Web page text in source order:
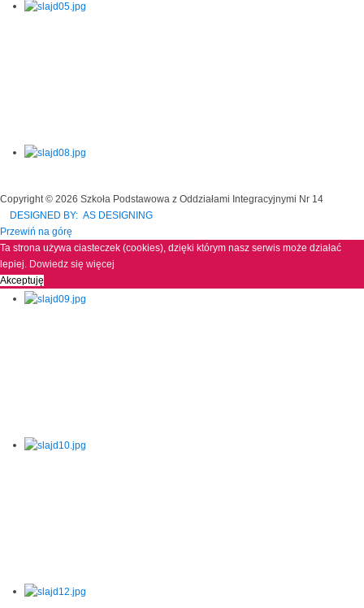
Copyright © 2026 Szkoła Podstawowa z Oddziałami Integracyjnymi Nr 14
DESIGNED BY: AS DESIGNING
Przewiń na górę
Ta strona używa ciasteczek (cookies), dzięki którym nasz serwis może działać
lepiej. Dowiedz się więcej
Akceptuję